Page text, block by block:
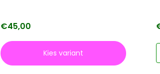
€45,00
Kies variant